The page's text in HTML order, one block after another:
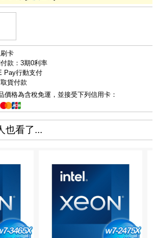
卡
款：3期0利率
Pay行動支付
貨付款
價格為含稅免運，並接受下列信用卡：
也看了...